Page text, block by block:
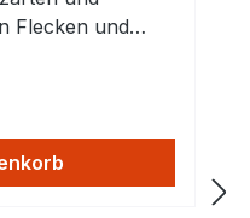
Flecken und
Für
Neue,
jede